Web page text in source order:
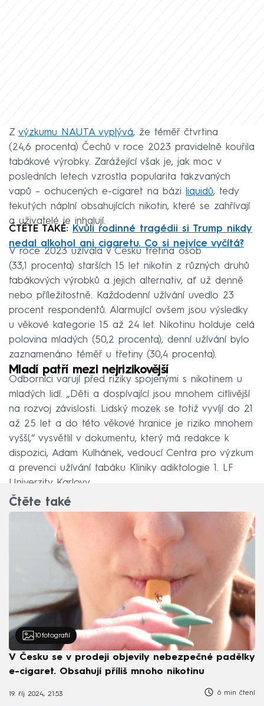
Z výzkumu NAUTA vyplývá, že téměř čtvrtina
(24,6 procenta) Čechů v roce 2023 pravidelně kouřila
tabákové výrobky. Zarážející však je, jak moc v
posledních letech vzrostla popularita takzvaných
vapů – ochucených e-cigaret na bázi liquidů, tedy
tekutých náplní obsahujících nikotin, které se zahřívají
a uživatelé je inhalují.
ČTĚTE TAKÉ: Kvůli rodinné tragédii si Trump nikdy
nedal alkohol ani cigaretu. Co si nejvíce vyčítá?
V roce 2023 užívala v Česku třetina osob
(33,1 procenta) starších 15 let nikotin z různých druhů
tabákových výrobků a jejich alternativ, ať už denně
nebo příležitostně. Každodenní užívání uvedlo 23
procent respondentů. Alarmující ovšem jsou výsledky
u věkové kategorie 15 až 24 let. Nikotinu holduje celá
polovina mladých (50,2 procenta), denní užívání bylo
zaznamenáno téměř u třetiny (30,4 procenta).
Mladí patří mezi nejrizikovější
Odborníci varují před riziky spojenými s nikotinem u
mladých lidí. „Děti a dospívající jsou mnohem citlivější
na rozvoj závislosti. Lidský mozek se totiž vyvíjí do 21
až 25 let a do této věkové hranice je riziko mnohem
vyšší,“ vysvětlil v dokumentu, který má redakce k
dispozici, Adam Kulhánek, vedoucí Centra pro výzkum
a prevenci užívání tabáku Kliniky adiktologie 1. LF
Univerzity Karlovy.
Čtěte také
10 fotografií
V Česku se v prodeji objevily nebezpečné padělky
e-cigaret. Obsahují příliš mnoho nikotinu
19. říj 2024, 21:53 6 min čtení